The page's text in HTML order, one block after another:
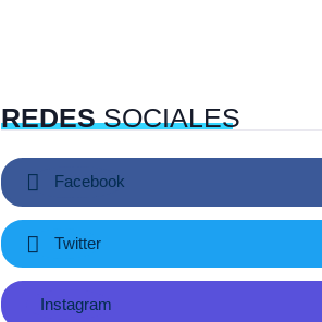
REDESSOCIALES
Facebook
Twitter
Instagram